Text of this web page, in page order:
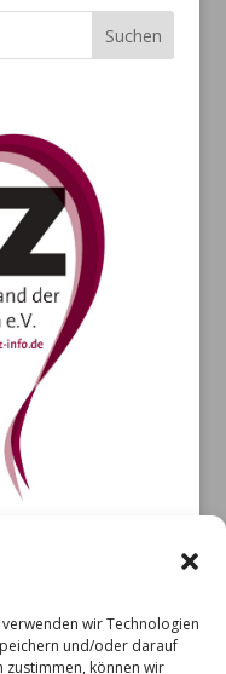
wir Technologien
und/oder darauf
zustimmen, können wir